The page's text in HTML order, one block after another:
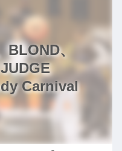
、
Carnival